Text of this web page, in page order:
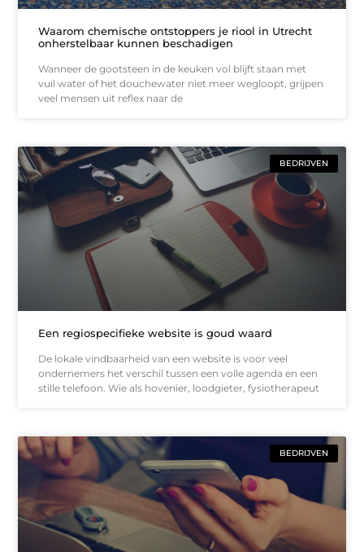
Waarom chemische ontstoppers je riool in Utrecht
onherstelbaar kunnen beschadigen
Wanneer de gootsteen in de keuken vol blijft staan met
vuil water of het douchewater niet meer wegloopt, grijpen
veel mensen uit reflex naar de
BEDRIJVEN
Een regiospecifieke website is goud waard
De lokale vindbaarheid van een website is voor veel
ondernemers het verschil tussen een volle agenda en een
stille telefoon. Wie als hovenier, loodgieter, fysiotherapeut
BEDRIJVEN